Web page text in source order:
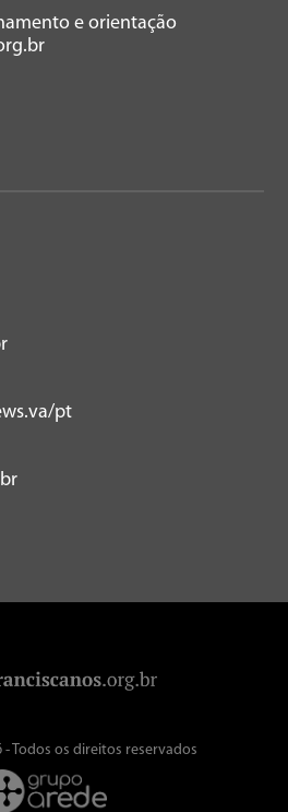
e orientação
pt
Todos os direitos reservados